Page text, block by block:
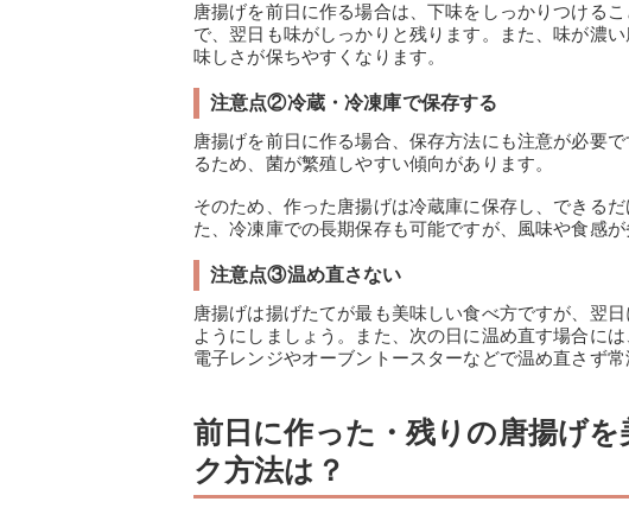
唐揚げを前日に作る場合は、下味をしっかりつける
で、翌日も味がしっかりと残ります。また、味が濃
味しさが保ちやすくなります。
注意点②冷蔵・冷凍庫で保存する
唐揚げを前日に作る場合、保存方法にも注意が必要
るため、菌が繁殖しやすい傾向があります。
そのため、作った唐揚げは冷蔵庫に保存し、できる
た、冷凍庫での長期保存も可能ですが、風味や食感
注意点③温め直さない
唐揚げは揚げたてが最も美味しい食べ方ですが、翌
ようにしましょう。また、次の日に温め直す場合に
電子レンジやオーブントースターなどで温め直さず常
前日に作った・残りの唐揚げ
ク方法は？